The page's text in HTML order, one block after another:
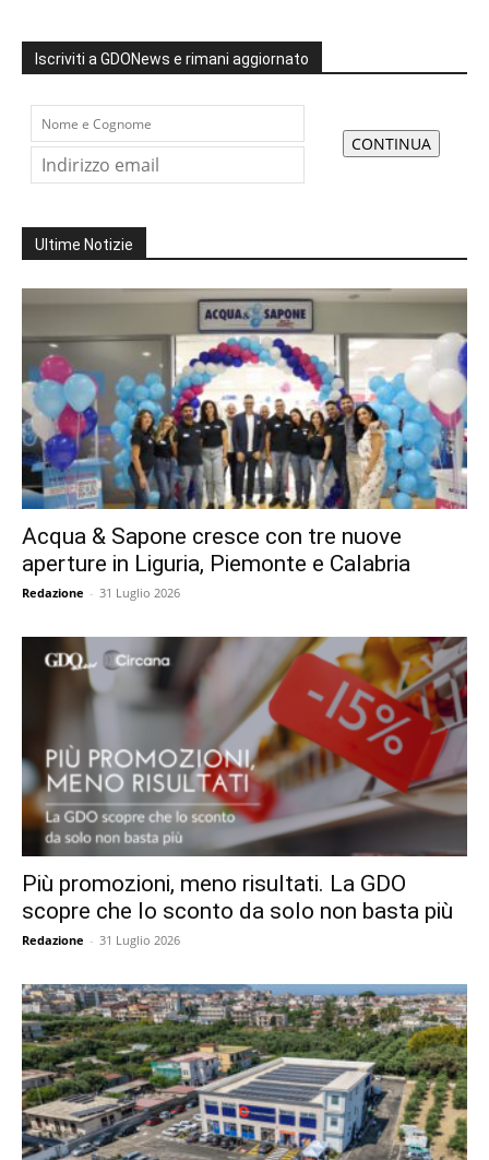
Iscriviti a GDONews e rimani aggiornato
Ultime Notizie
Acqua & Sapone cresce con tre nuove
aperture in Liguria, Piemonte e Calabria
Redazione - 31 Luglio 2026
Più promozioni, meno risultati. La GDO
scopre che lo sconto da solo non basta più
Redazione - 31 Luglio 2026